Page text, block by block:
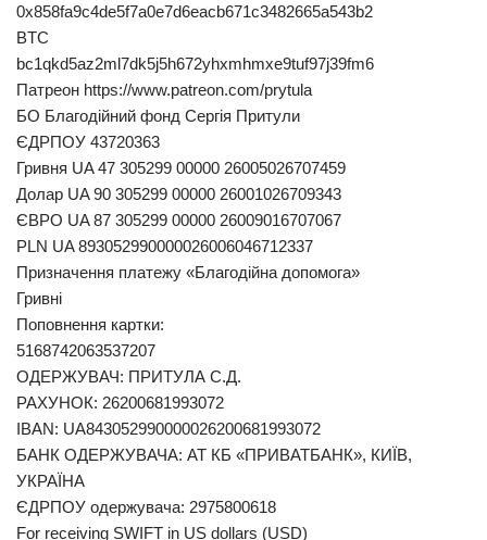
0x858fa9c4de5f7a0e7d6eacb671c3482665a543b2
BTC
bc1qkd5az2ml7dk5j5h672yhxmhmxe9tuf97j39fm6
Патреон https://www.patreon.com/prytula
БО Благодійний фонд Сергія Притули
ЄДРПОУ 43720363
Гривня UA 47 305299 00000 26005026707459
Долар UA 90 305299 00000 26001026709343
ЄВРО UA 87 305299 00000 26009016707067
PLN UA 893052990000026006046712337
Призначення платежу «Благодійна допомога»
Гривні
Поповнення картки:
5168742063537207
ОДЕРЖУВАЧ: ПРИТУЛА С.Д.
РАХУНОК: 26200681993072
IBAN: UA843052990000026200681993072
БАНК ОДЕРЖУВАЧА: АТ КБ «ПРИВАТБАНК», КИЇВ,
УКРАЇНА
ЄДРПОУ одержувача: 2975800618
For receiving SWIFT in US dollars (USD)